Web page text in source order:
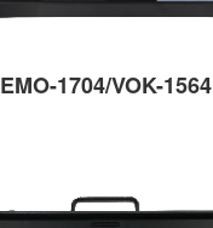
EMO-1704/VOK-1564